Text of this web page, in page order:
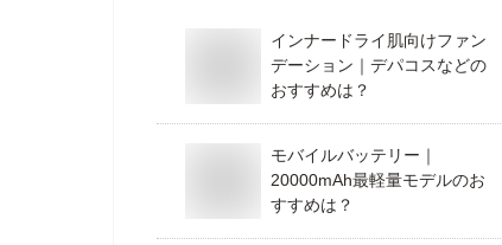
インナードライ肌向けファン
デーション｜デパコスなどの
おすすめは？
モバイルバッテリー｜
20000mAh最軽量モデルのお
すすめは？